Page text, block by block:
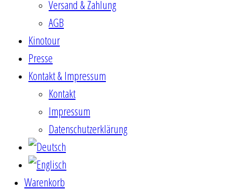
Versand & Zahlung
AGB
Kinotour
Presse
Kontakt & Impressum
Kontakt
Impressum
Datenschutzerklärung
Warenkorb